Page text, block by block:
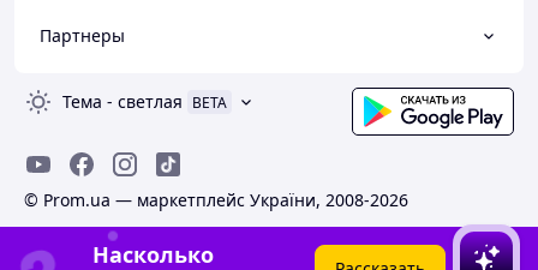
Партнеры
Тема - светлая BETA
© Prom.ua — маркетплейс України, 2008-2026
Насколько